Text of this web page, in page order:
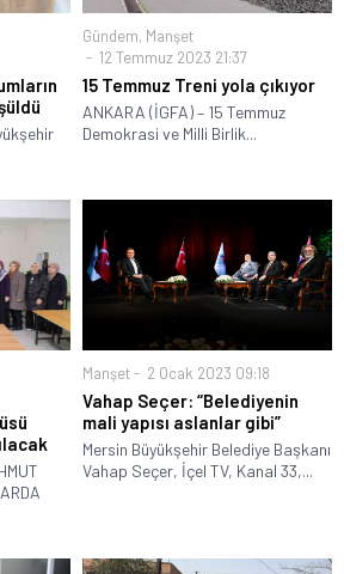
Gündem, Manşet
12 Temmuz 2023 21:37
15 Temmuz Treni yola çıkıyor
ANKARA (İGFA) – 15 Temmuz
Demokrasi ve Milli Birlik...
Manşet 2 Ocak 2023 09:18
Vahap Seçer: “Belediyenin
mali yapısı aslanlar gibi”
Mersin Büyükşehir Belediye Başkanı
Vahap Seçer, İçel TV, Kanal 33,...